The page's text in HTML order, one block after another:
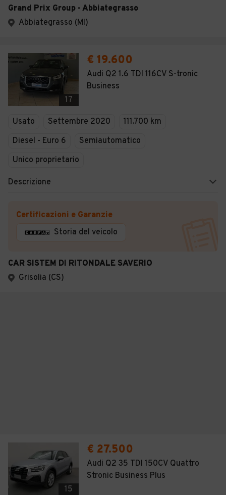
Grand Prix Group - Abbiategrasso
Abbiategrasso (MI)
17
€ 19.600
Audi Q2 1.6 TDI 116CV S-tronic
Business
Usato Settembre 2020
111.700 km
Diesel - Euro 6
Semiautomatico
Unico proprietario
Descrizione
Certificazioni e Garanzie
Storia del veicolo
CAR SISTEM DI RITONDALE SAVERIO
Grisolia (CS)
15
€ 27.500
Audi Q2 35 TDI 150CV Quattro
Stronic Business Plus